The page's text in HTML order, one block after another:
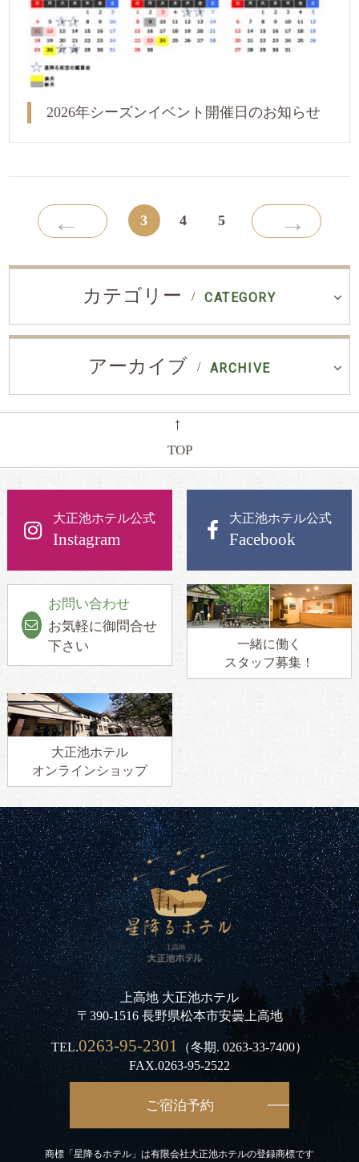
2026年シーズンイベント開催日のお知らせ
← 3 4 5 →
カテゴリー CATEGORY
アーカイブ ARCHIVE
←
TOP
大正池ホテル公式
Instagram
大正池ホテル公式
Facebook
お問い合わせ
お気軽に御問合せ
下さい
一緒に働く
スタッフ募集！
大正池ホテル
オンラインショップ
上高地 大正池ホテル
〒390-1516 長野県松本市安曇上高地
TEL.0263-95-2301 （冬期.0263-33-7400）
FAX.0263-95-2522
ご宿泊予約
商標「星降るホテル」は有限会社大正池ホテルの登録商標です